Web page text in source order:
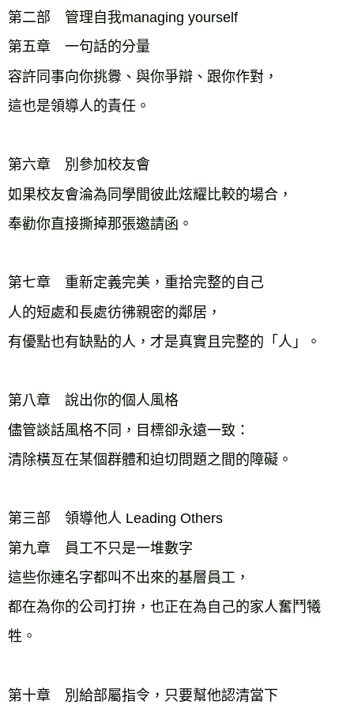
第二部　管理自我managing yourself
第五章　一句話的分量
容許同事向你挑釁、與你爭辯、跟你作對，
這也是領導人的責任。
第六章　別參加校友會
如果校友會淪為同學間彼此炫耀比較的場合，
奉勸你直接撕掉那張邀請函。
第七章　重新定義完美，重拾完整的自己
人的短處和長處彷彿親密的鄰居，
有優點也有缺點的人，才是真實且完整的「人」。
第八章　說出你的個人風格
儘管談話風格不同，目標卻永遠一致：
清除橫亙在某個群體和迫切問題之間的障礙。
第三部　領導他人 Leading Others
第九章　員工不只是一堆數字
這些你連名字都叫不出來的基層員工，
都在為你的公司打拚，也正在為自己的家人奮鬥犧
牲。
第十章　別給部屬指令，只要幫他認清當下